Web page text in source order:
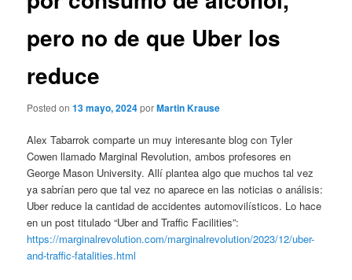
pero no de que Uber los
reduce
Posted on13 mayo, 2024porMartin Krause
Alex Tabarrok comparte un muy interesante blog con Tyler
Cowen llamado Marginal Revolution, ambos profesores en
George Mason University. Allí plantea algo que muchos tal vez
ya sabrían pero que tal vez no aparece en las noticias o análisis:
Uber reduce la cantidad de accidentes automovilísticos. Lo hace
en un post titulado “Uber and Traffic Facilities”:
https://marginalrevolution.com/marginalrevolution/2023/12/uber-
and-traffic-fatalities.html